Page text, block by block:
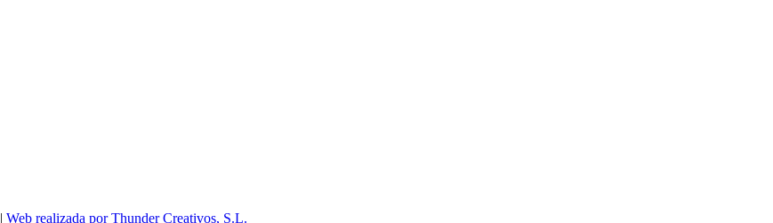
|Web realizada por Thunder Creativos, S.L.